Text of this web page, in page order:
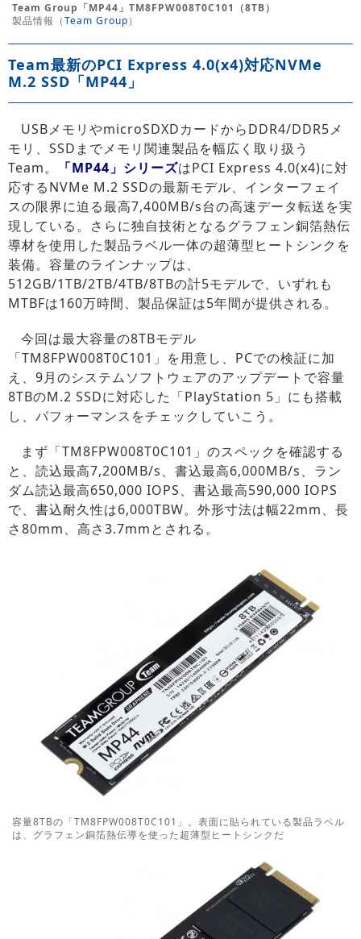
Team Group「MP44」TM8FPW008T0C101（8TB）
製品情報（Team Group）
Team最新のPCI Express 4.0(x4)対応NVMe
M.2 SSD「MP44」
USBメモリやmicroSDXDカードからDDR4/DDR5メ
モリ、SSDまでメモリ関連製品を幅広く取り扱う
Team。
「MP44」シリーズはPCI Express 4.0(x4)に対
応するNVMe M.2 SSDの最新モデル、インターフェイ
スの限界に迫る最高7,400MB/s台の高速データ転送を実
現している。さらに独自技術となるグラフェン銅箔熱伝
導材を使用した製品ラベル一体の超薄型ヒートシンクを
装備。容量のラインナップは、
512GB/1TB/2TB/4TB/8TBの計5モデルで、いずれも
MTBFは160万時間、製品保証は5年間が提供される。
今回は最大容量の8TBモデル
「TM8FPW008T0C101」を用意し、PCでの検証に加
え、9月のシステムソフトウェアのアップデートで容量
8TBのM.2 SSDに対応した「PlayStation 5」にも搭載
し、パフォーマンスをチェックしていこう。
まず「TM8FPW008T0C101」のスペックを確認する
と、読込最高7,200MB/s、書込最高6,000MB/s、ラン
ダム読込最高650,000 IOPS、書込最高590,000 IOPS
で、書込耐久性は6,000TBW。外形寸法は幅22mm、長
さ80mm、高さ3.7mmとされる。
容量8TBの「TM8FPW008T0C101」。表面に貼られている製品ラベル
は、グラフェン銅箔熱伝導を使った超薄型ヒートシンクだ